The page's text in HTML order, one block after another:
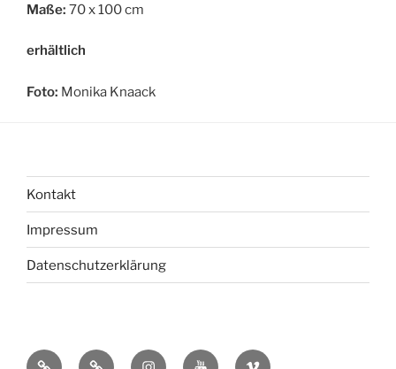
Maße: 70 x 100 cm
erhältlich
Foto: Monika Knaack
Kontakt
Impressum
Datenschutzerklärung
bsky MastadonInstagramYou Vimeo